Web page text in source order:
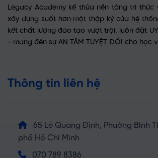
Legacy Academy kế thừa nền tảng tri
xây dựng suốt hơn một thập kỷ của hệ
kết chất lượng đào tạo vượt trội, luôn đặt
- mang đến sự AN TÂM TUYỆT ĐỐI cho học
Thông tin liên hệ
65 Lê Quang Định, Phường Bình
phố Hồ Chí Minh
070 789 8386